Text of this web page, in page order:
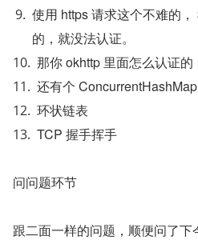
使用 https 请求这个不难的
的，就没法认证。
那你 okhttp 里面怎么认证的
还有个
环状链表
TCP 握手挥手
问问题环节
跟二面一样的问题，顺便问了